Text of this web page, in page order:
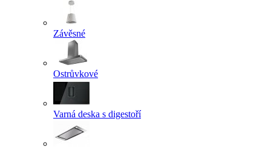
Závěsné
Ostrůvkové
Varná deska s digestoří